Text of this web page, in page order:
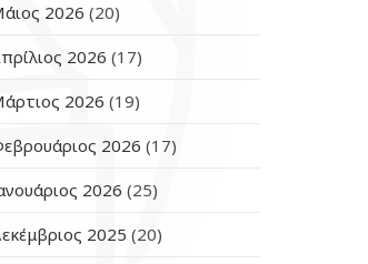
2026 (20)
2026 (17)
2026 (19)
2026 (17)
2026 (25)
2025 (20)